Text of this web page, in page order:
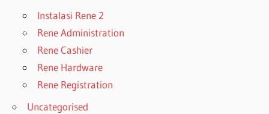
Instalasi Rene 2
Rene Administration
Rene Cashier
Rene Hardware
Rene Registration
Uncategorised